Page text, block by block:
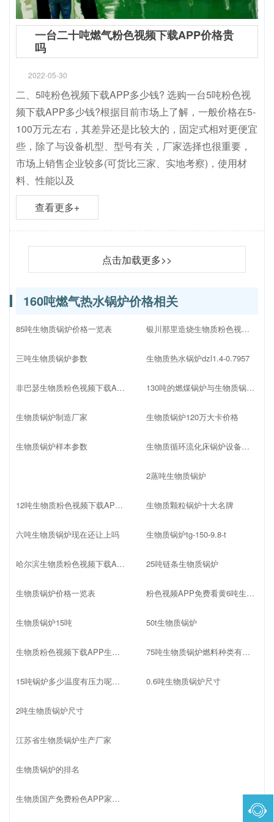
一台二十吨燃气粉色视频下载APP价格贵
吗
2022-05-30
二、5吨粉色视频下载APP多少钱? 选购一台5吨粉色视
频下载APP多少钱?根据目前市场上了解，一般价格在5-
100万元左右，其差异还是比较大的，固定式相对更便宜
些，除了与设备机型、型号有关，厂家选择也很重要，
市场上销售企业较多(可货比三家、实地考察)，使用材
料、性能以及
查看更多+
点击加载更多>>
160吨燃气热水锅炉价格相关
85吨生物质锅炉价格一览表
三吨生物质锅炉参数
非巴瑟生物质粉色视频下载APP
生物质锅炉制造厂家
生物质锅炉样本参数
银川那里造烧生物质粉色视频下载APP
生物质热水锅炉dzl1.4-0.7957
130吨的燃煤锅炉与生物质锅炉哪个价格高
生物质锅炉120万大卡价格
生物质循环流化床锅炉设备配置
2蒸吨生物质锅炉
12吨生物质粉色视频下载APP价格多少
六吨生物质锅炉现在还让上吗
哈尔滨生物质粉色视频下载APP厂家
生物质锅炉价格一览表
生物质锅炉15吨
生物质粉色视频下载APP生产厂家
生物质颗粒锅炉十大名牌
生物质锅炉tg-150-9.8-t
25吨链条生物质锅炉
粉色视频APP免费看黄6吨生物质锅炉
50t生物质锅炉
75吨生物质锅炉燃料种类有哪些
15吨锅炉多少温度有压力呢生物质
2吨生物质锅炉尺寸
江苏省生物质锅炉生产厂家
生物质锅炉的排名
生物质国产免费粉色APP家排名榜最新
0.6吨生物质锅炉尺寸